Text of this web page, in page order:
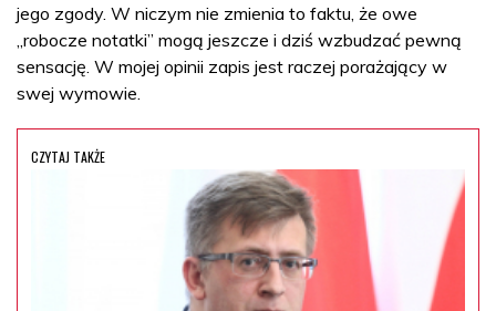
jego zgody. W niczym nie zmienia to faktu, że owe
„robocze notatki” mogą jeszcze i dziś wzbudzać pewną
sensację. W mojej opinii zapis jest raczej porażający w
swej wymowie.
CZYTAJ TAKŻE